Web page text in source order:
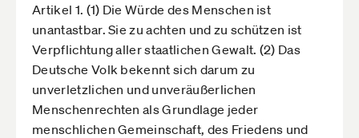
Artikel 1. (1) Die Würde des Menschen ist
unantastbar. Sie zu achten und zu schützen ist
Verpflichtung aller staatlichen Gewalt. (2) Das
Deutsche Volk bekennt sich darum zu
unverletzlichen und unveräußerlichen
Menschenrechten als Grundlage jeder
menschlichen Gemeinschaft, des Friedens und